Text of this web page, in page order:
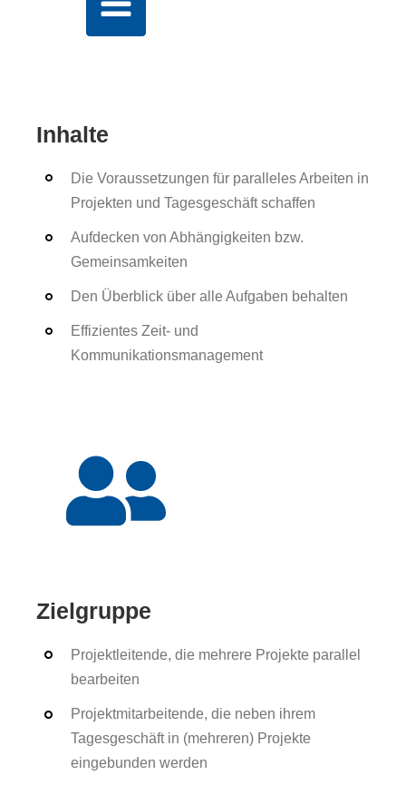
Inhalte
Die Voraussetzungen für paralleles Arbeiten in
Projekten und Tagesgeschäft schaffen
Aufdecken von Abhängigkeiten bzw.
Gemeinsamkeiten
Den Überblick über alle Aufgaben behalten
Effizientes Zeit- und
Kommunikationsmanagement
Zielgruppe
Projektleitende, die mehrere Projekte parallel
bearbeiten
Projektmitarbeitende, die neben ihrem
Tagesgeschäft in (mehreren) Projekte
eingebunden werden